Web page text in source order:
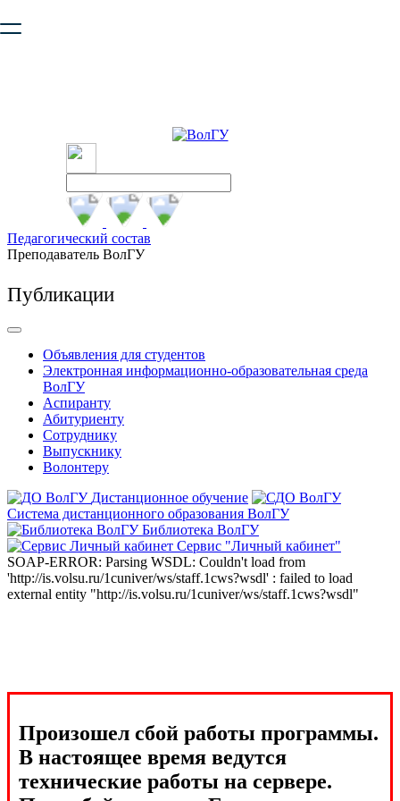
безопасную работу с сайтом. Пожалуйста
Педагогический состав
Преподаватель ВолГУ
Публикации
Объявления для студентов
Электронная информационно-образовательная среда
ВолГУ
Аспиранту
Абитуриенту
Сотруднику
Выпускнику
Волонтеру
Дистанционное обучение
Система дистанционного образования ВолГУ
Библиотека ВолГУ
Сервис "Личный кабинет"
SOAP-ERROR: Parsing WSDL: Couldn't load from
'http://is.volsu.ru/1cuniver/ws/staff.1cws?wsdl' : failed to load
external entity "http://is.volsu.ru/1cuniver/ws/staff.1cws?wsdl"
Произошел сбой работы программы.
В настоящее время ведутся
технические работы на сервере.